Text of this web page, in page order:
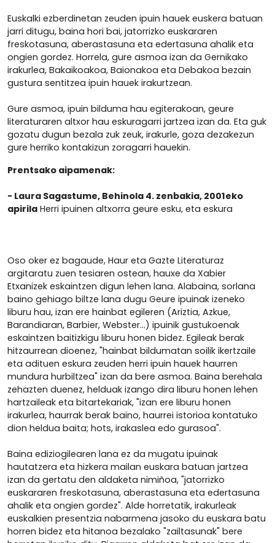
Euskalki ezberdinetan zeuden ipuin hauek euskera batuan
jarri ditugu, baina hori bai, jatorrizko euskararen
freskotasuna, aberastasuna eta edertasuna ahalik eta
ongien gordez. Horrela, gure asmoa izan da Gernikako
irakurlea, Bakaikoakoa, Baionakoa eta Debakoa bezain
gustura sentitzea ipuin hauek irakurtzean.
Gure asmoa, ipuin bilduma hau egiterakoan, geure
literaturaren altxor hau eskuragarri jartzea izan da. Eta guk
gozatu dugun bezala zuk zeuk, irakurle, goza dezakezun
gure herriko kontakizun zoragarri hauekin.
Prentsako aipamenak:
- Laura Sagastume, Behinola 4. zenbakia, 2001eko
apirila Herri ipuinen altxorra geure esku, eta eskura
Oso oker ez bagaude, Haur eta Gazte Literaturaz
argitaratu zuen tesiaren ostean, hauxe da Xabier
Etxanizek eskaintzen digun lehen lana. Alabaina, sorlana
baino gehiago biltze lana dugu Geure ipuinak izeneko
liburu hau, izan ere hainbat egileren (Ariztia, Azkue,
Barandiaran, Barbier, Webster…) ipuinik gustukoenak
eskaintzen baitizkigu liburu honen bidez. Egileak berak
hitzaurrean dioenez, "hainbat bildumatan soilik ikertzaile
eta adituen eskura zeuden herri ipuin hauek haurren
mundura hurbiltzea" izan da bere asmoa. Baina berehala
zehazten duenez, helduak izango dira liburu honen lehen
hartzaileak eta bitartekariak, "izan ere liburu honen
irakurlea, haurrak berak baino, haurrei istorioa kontatuko
dion heldua baita; hots, irakaslea edo gurasoa".
Baina ediziogilearen lana ez da mugatu ipuinak
hautatzera eta hizkera mailan euskara batuan jartzea
izan da gertatu den aldaketa nimiñoa, "jatorrizko
euskararen freskotasuna, aberastasuna eta edertasuna
ahalik eta ongien gordez". Alde horretatik, irakurleak
euskalkien presentzia nabarmena jasoko du euskara batu
horren bidez eta hitanoa bezalako "zailtasunak" bere